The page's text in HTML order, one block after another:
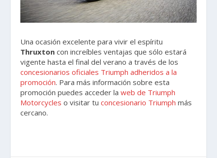
Una ocasión excelente para vivir el espíritu
Thruxton con increíbles ventajas que sólo estará
vigente hasta el final del verano a través de los
concesionarios oficiales Triumph adheridos a la
promoción. Para más información sobre esta
promoción puedes acceder laweb de Triumph
Motorcycles o visitar tuconcesionario Triumph más
cercano.